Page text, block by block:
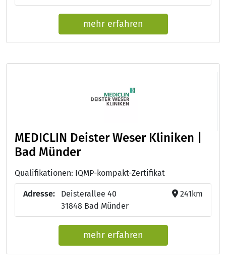
mehr erfahren
MEDICLIN Deister Weser Kliniken |
Bad Münder
Qualifikationen: IQMP-kompakt-Zertifikat
Adresse:
Deisterallee 40
31848 Bad Münder
241km
mehr erfahren